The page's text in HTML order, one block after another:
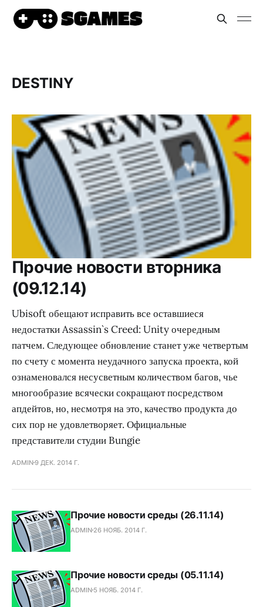
DESTINY
Прочие новости вторника
(09.12.14)
Ubisoft обещают исправить все оставшиеся
недостатки Assassin`s Creed: Unity очередным
патчем. Следующее обновление станет уже четвертым
по счету с момента неудачного запуска проекта, кой
ознаменовался несусветным количеством багов, чье
многообразие всячески сокращают посредством
апдейтов, но, несмотря на это, качество продукта до
сих пор не удовлетворяет. Официальные
представители студии Bungie
ADMIN9 ДЕК. 2014 Г.
Прочие новости среды (26.11.14)
ADMIN 26 НОЯБ. 2014 Г.
Прочие новости среды (05.11.14)
ADMIN 5 НОЯБ. 2014 Г.